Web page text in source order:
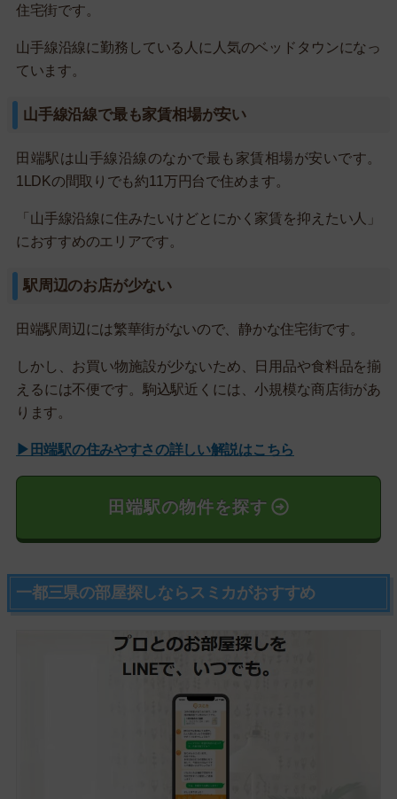
住宅街です。
山手線沿線に勤務している人に人気のベッドタウンになっ
ています。
山手線沿線で最も家賃相場が安い
田端駅は山手線沿線のなかで最も家賃相場が安いです。
1LDKの間取りでも約11万円台で住めます。
「山手線沿線に住みたいけどとにかく家賃を抑えたい人」
におすすめのエリアです。
駅周辺のお店が少ない
田端駅周辺には繁華街がないので、静かな住宅街です。
しかし、お買い物施設が少ないため、日用品や食料品を揃
えるには不便です。駒込駅近くには、小規模な商店街があ
ります。
▶田端駅の住みやすさの詳しい解説はこちら
田端駅の物件を探す
一都三県の部屋探しならスミカがおすすめ